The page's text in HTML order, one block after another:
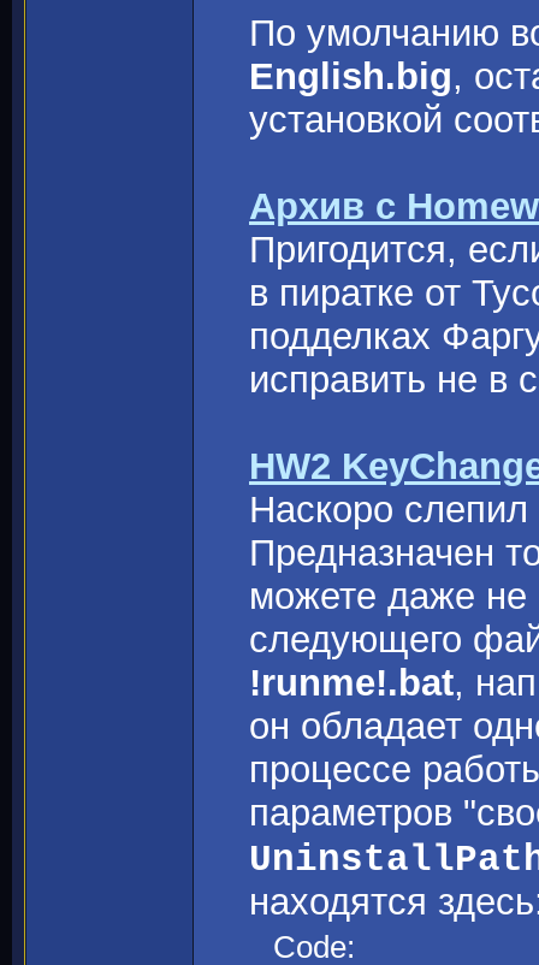
По умолчанию
English.big,
установкой
Архив с
Пригодится,
в пиратке от
подделках
исправить не в
HW2
Наскоро слепил
Предназначен
можете даже не
следующего
!runme!.bat,
он обладает
процессе
параметров
находятся
Code: